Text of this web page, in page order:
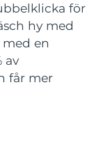
för
hy med
en
av
får mer
12.08.2026